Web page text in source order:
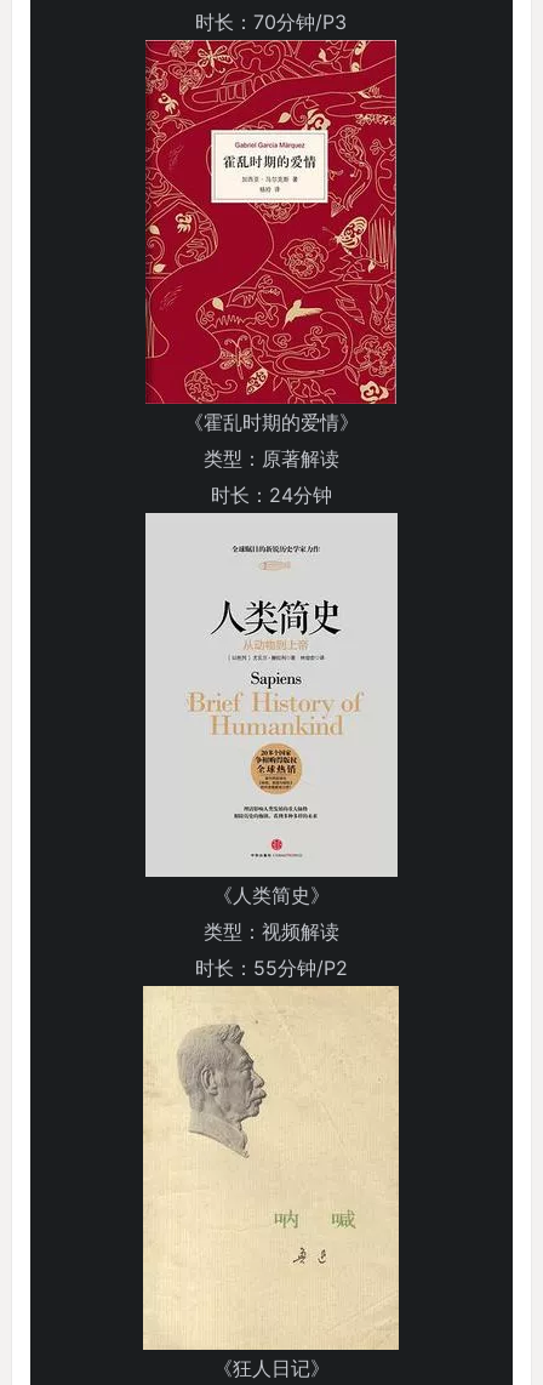
时长：70分钟/P3
《霍乱时期的爱情》
类型：原著解读
时长：24分钟
《人类简史》
类型：视频解读
时长：55分钟/P2
《狂人日记》